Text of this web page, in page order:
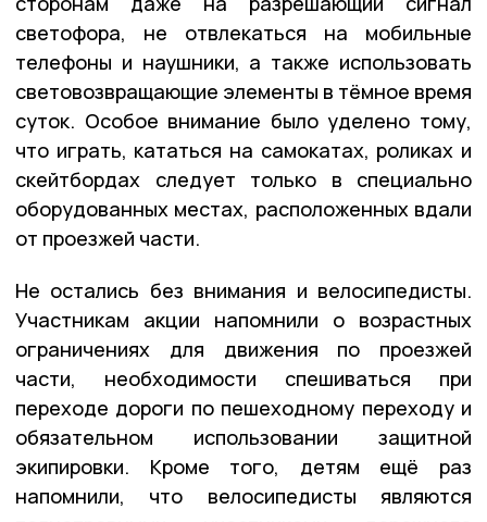
светофора, не отвлекаться на мобильные
телефоны и наушники, а также использовать
световозвращающие элементы в тёмное время
суток. Особое внимание было уделено тому,
что играть, кататься на самокатах, роликах и
скейтбордах следует только в специально
оборудованных местах, расположенных вдали
от проезжей части.
Не остались без внимания и велосипедисты.
Участникам акции напомнили о возрастных
ограничениях для движения по проезжей
части, необходимости спешиваться при
переходе дороги по пешеходному переходу и
обязательном использовании защитной
экипировки. Кроме того, детям ещё раз
напомнили, что велосипедисты являются